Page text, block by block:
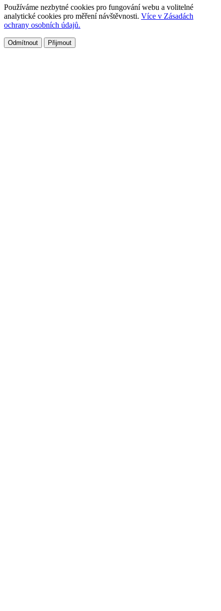
Používáme nezbytné cookies pro fungování webu a volitelné
analytické cookies pro měření návštěvnosti. Více v Zásadách
ochrany osobních údajů.
Odmítnout Přijmout